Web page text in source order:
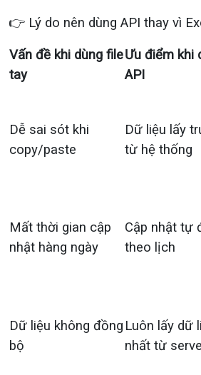
👉 Lý do nên dùng API thay vì
Vấn đề khi dùng file
tay
Ưu điểm khi
API
Dễ sai sót khi
copy/paste
Dữ liệu lấy
từ hệ thống
Mất thời gian cập
nhật hàng ngày
Cập nhật tự
theo lịch
Dữ liệu không đồng
bộ
Luôn lấy dữ
nhất từ